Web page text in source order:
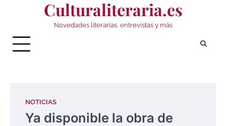
Culturaliteraria.es
Novedades literarias, entrevistas y más
NOTICIAS
Ya disponible la obra de